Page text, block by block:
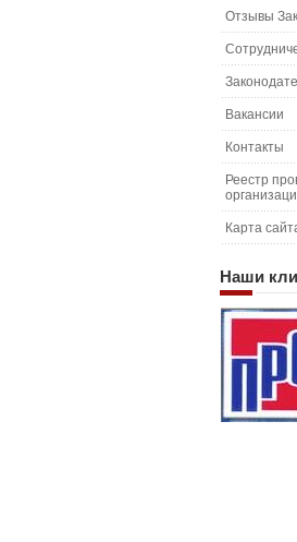
Отзывы
Вакансии
Контакты
Реестр
Карта
Наши